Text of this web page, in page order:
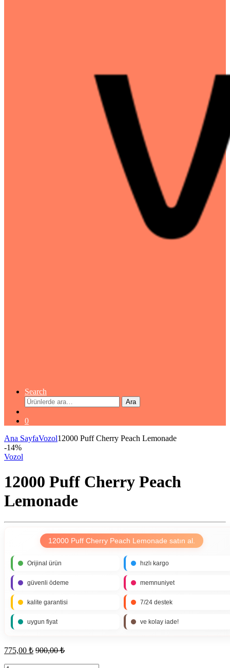
Search
Ara:
Ara
0
Ana SayfaVozol12000 Puff Cherry Peach Lemonade
-14%
Vozol
12000 Puff Cherry Peach
Lemonade
12000 Puff Cherry Peach Lemonade satın al.
Orijinal ürün hızlı kargo
güvenli ödeme memnuniyet
kalite garantisi 7/24 destek
uygun fiyat ve kolay iade!
775,00 ₺ 900,00₺